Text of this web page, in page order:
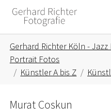
Skip to main content
Skip to page footer
Gerhard Richter Köln -
Portrait Fotos
Künstler A bis Z
Murat Coskun